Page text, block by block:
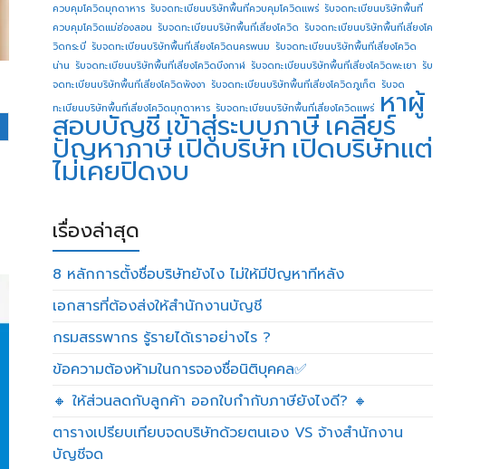
ควบคุมโควิดมุกดาหาร รับจดทะเบียนบริษัทพื้นที่ควบคุมโควิดแพร่ รับจดทะเบียนบริษัทพื้นที่
ควบคุมโควิดแม่ฮ่องสอน รับจดทะเบียนบริษัทพื้นที่เสี่ยงโควิด รับจดทะเบียนบริษัทพื้นที่เสี่ยงโค
วิดกระบี่ รับจดทะเบียนบริษัทพื้นที่เสี่ยงโควิดนครพนม รับจดทะเบียนบริษัทพื้นที่เสี่ยงโควิด
น่าน รับจดทะเบียนบริษัทพื้นที่เสี่ยงโควิดบึงกาฬ รับจดทะเบียนบริษัทพื้นที่เสี่ยงโควิดพะเยา รับ
จดทะเบียนบริษัทพื้นที่เสี่ยงโควิดพังงา รับจดทะเบียนบริษัทพื้นที่เสี่ยงโควิดภูเก็ต รับจด
ทะเบียนบริษัทพื้นที่เสี่ยงโควิดมุกดาหาร รับจดทะเบียนบริษัทพื้นที่เสี่ยงโควิดแพร่ หาผู้
สอบบัญชี เข้าสู่ระบบภาษี เคลียร์
ปัญหาภาษีเปิดบริษัทเปิดบริษัทแต่
ไม่เคยปิดงบ
เรื่องล่าสุด
8 หลักการตั้งชื่อบริษัทยังไง ไม่ให้มีปัญหาทีหลัง
เอกสารที่ต้องส่งให้สำนักงานบัญชี
กรมสรรพากร รู้รายได้เราอย่างไร ?
ข้อความต้องห้ามในการจองชื่อนิติบุคคล✅
🔸 ให้ส่วนลดกับลูกค้า ออกใบกำกับภาษียังไงดี? 🔸
ตารางเปรียบเทียบจดบริษัทด้วยตนเอง VS จ้างสำนักงาน
บัญชีจด